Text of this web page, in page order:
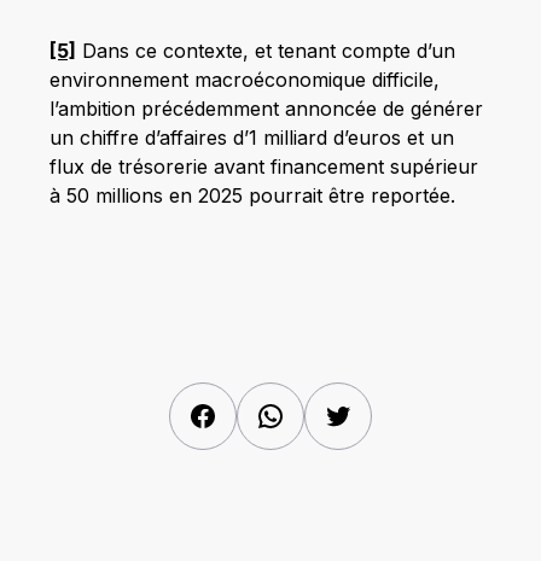
[5] Dans ce contexte, et tenant compte d’un
environnement macroéconomique difficile,
l’ambition précédemment annoncée de générer
un chiffre d’affaires d’1 milliard d’euros et un
flux de trésorerie avant financement supérieur
à 50 millions en 2025 pourrait être reportée.
FacebookWhatsAppTwitter